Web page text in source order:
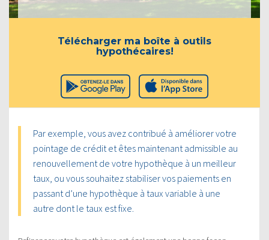
Télécharger ma boîte à outils
hypothécaires!
Par exemple, vous avez contribué à améliorer votre
pointage de crédit et êtes maintenant admissible au
renouvellement de votre hypothèque à un meilleur
taux, ou vous souhaitez stabiliser vos paiements en
passant d’une hypothèque à taux variable à une
autre dont le taux est fixe.